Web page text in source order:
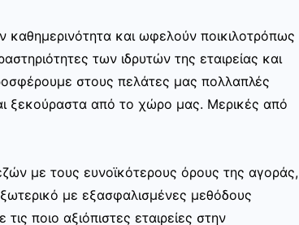
καθημερινότητα και ωφελούν ποικιλοτρόπως
των ιδρυτών της εταιρείας και
στους πελάτες μας πολλαπλές
ξεκούραστα από το χώρο μας. Μερικές από
με τους ευνοϊκότερους όρους της αγοράς,
με εξασφαλισμένες μεθόδους
ποιο αξιόπιστες εταιρείες στην